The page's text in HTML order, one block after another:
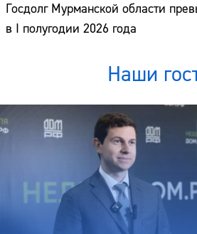
Госдолг Мурманской области
в I полугодии 2026 года
Наши